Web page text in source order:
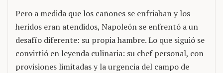
Pero a medida que los cañones se enfriaban y los
heridos eran atendidos, Napoleón se enfrentó a un
desafío diferente: su propia hambre. Lo que siguió se
convirtió en leyenda culinaria: su chef personal, con
provisiones limitadas y la urgencia del campo de